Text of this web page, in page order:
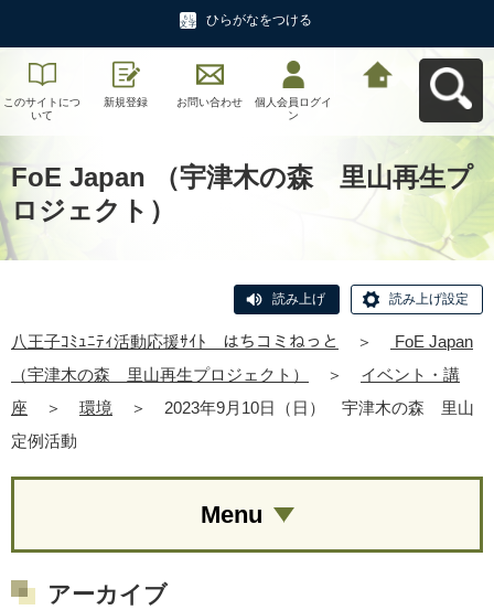
ひらがなをつける
このサイトにつ
いて
新規登録 お問い合わせ
個人会員ログイ
ン
FoE Japan （宇津木の森 里山再生プ
ロジェクト）
読み上げ 読み上げ設定
八王子ｺﾐｭﾆﾃｨ活動応援ｻｲﾄ はちコミねっと ＞
FoE Japan
（宇津木の森 里山再生プロジェクト）
＞
イベント・講
座
＞ 環境 ＞
2023年9月10日（日） 宇津木の森 里山
定例活動
Menu
アーカイブ